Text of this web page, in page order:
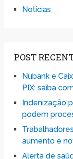
Notícias
POST
Nubank e
PIX: saiba
Indenização
podem
aumento e
Alerta de